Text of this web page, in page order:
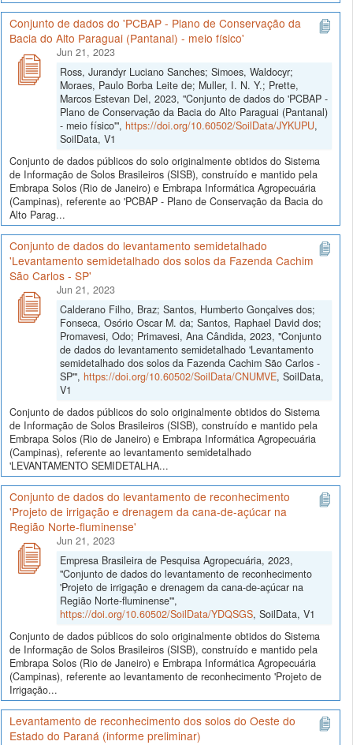
Conjunto de dados do 'PCBAP - Plano de Conservação da
Bacia do Alto Paraguai (Pantanal) - meio físico'
Jun 21, 2023
Ross, Jurandyr Luciano Sanches; Simoes, Waldocyr;
Moraes, Paulo Borba Leite de; Muller, I. N. Y.; Prette,
Marcos Estevan Del, 2023, "Conjunto de dados do 'PCBAP -
Plano de Conservação da Bacia do Alto Paraguai (Pantanal)
- meio físico'", https://doi.org/10.60502/SoilData/JYKUPU,
SoilData, V1
Conjunto de dados públicos do solo originalmente obtidos do Sistema
de Informação de Solos Brasileiros (SISB), construído e mantido pela
Embrapa Solos (Rio de Janeiro) e Embrapa Informática Agropecuária
(Campinas), referente ao 'PCBAP - Plano de Conservação da Bacia do
Alto Parag...
Conjunto de dados do levantamento semidetalhado
'Levantamento semidetalhado dos solos da Fazenda Cachim
São Carlos - SP'
Jun 21, 2023
Calderano Filho, Braz; Santos, Humberto Gonçalves dos;
Fonseca, Osório Oscar M. da; Santos, Raphael David dos;
Promavesi, Odo; Primavesi, Ana Cândida, 2023, "Conjunto
de dados do levantamento semidetalhado 'Levantamento
semidetalhado dos solos da Fazenda Cachim São Carlos -
SP'", https://doi.org/10.60502/SoilData/CNUMVE, SoilData,
V1
Conjunto de dados públicos do solo originalmente obtidos do Sistema
de Informação de Solos Brasileiros (SISB), construído e mantido pela
Embrapa Solos (Rio de Janeiro) e Embrapa Informática Agropecuária
(Campinas), referente ao levantamento semidetalhado
'LEVANTAMENTO SEMIDETALHA...
Conjunto de dados do levantamento de reconhecimento
'Projeto de irrigação e drenagem da cana-de-açúcar na
Região Norte-fluminense'
Jun 21, 2023
Empresa Brasileira de Pesquisa Agropecuária, 2023,
"Conjunto de dados do levantamento de reconhecimento
'Projeto de irrigação e drenagem da cana-de-açúcar na
Região Norte-fluminense'",
https://doi.org/10.60502/SoilData/YDQSGS, SoilData, V1
Conjunto de dados públicos do solo originalmente obtidos do Sistema
de Informação de Solos Brasileiros (SISB), construído e mantido pela
Embrapa Solos (Rio de Janeiro) e Embrapa Informática Agropecuária
(Campinas), referente ao levantamento de reconhecimento 'Projeto de
Irrigação...
Levantamento de reconhecimento dos solos do Oeste do
Estado do Paraná (informe preliminar)